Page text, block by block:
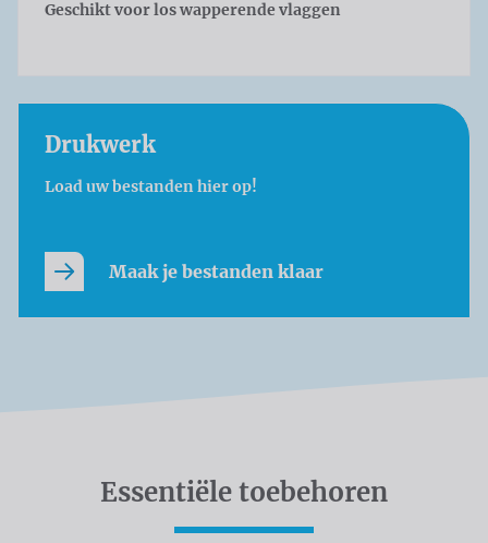
Geschikt voor los wapperende vlaggen
Drukwerk
Load uw bestanden hier op!
Maak je bestanden klaar
Essentiële toebehoren